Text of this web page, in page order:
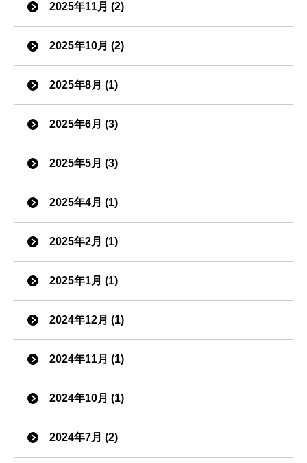
2025年11月 (2)
2025年10月 (2)
2025年8月 (1)
2025年6月 (3)
2025年5月 (3)
2025年4月 (1)
2025年2月 (1)
2025年1月 (1)
2024年12月 (1)
2024年11月 (1)
2024年10月 (1)
2024年7月 (2)